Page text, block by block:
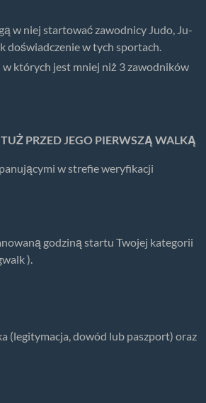
w niej startować zawodnicy Judo, Ju-
doświadczenie w tych sportach.
których jest mniej niż 3 zawodników
PRZED JEGO PIERWSZĄ WALKĄ
w strefie weryfikacji
godziną startu Twojej kategorii
).
(legitymacja, dowód lub paszport) oraz